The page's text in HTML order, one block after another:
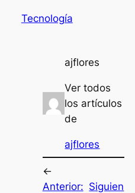
Tecnología
ajflores
Ver todos
los artículos
de
ajflores
←
Anterior: Siguien